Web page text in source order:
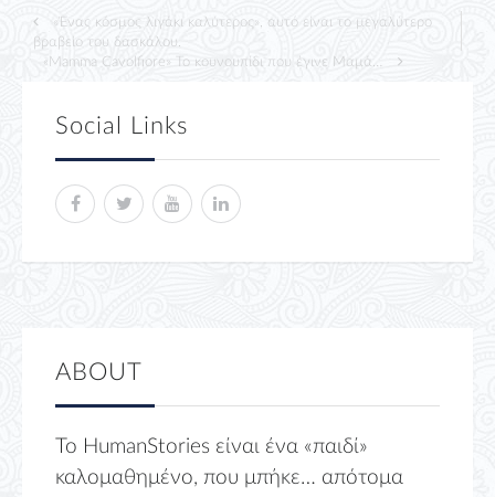
«Ένας κόσμος λιγάκι καλύτερος», αυτό είναι το μεγαλύτερο
βραβείο του δασκάλου.
«Mamma Cavolfiore» Το κουνουπίδι που έγινε Μαμά…
Social Links
ABOUT
Το HumanStories είναι ένα «παιδί»
καλομαθημένο, που μπήκε… απότομα